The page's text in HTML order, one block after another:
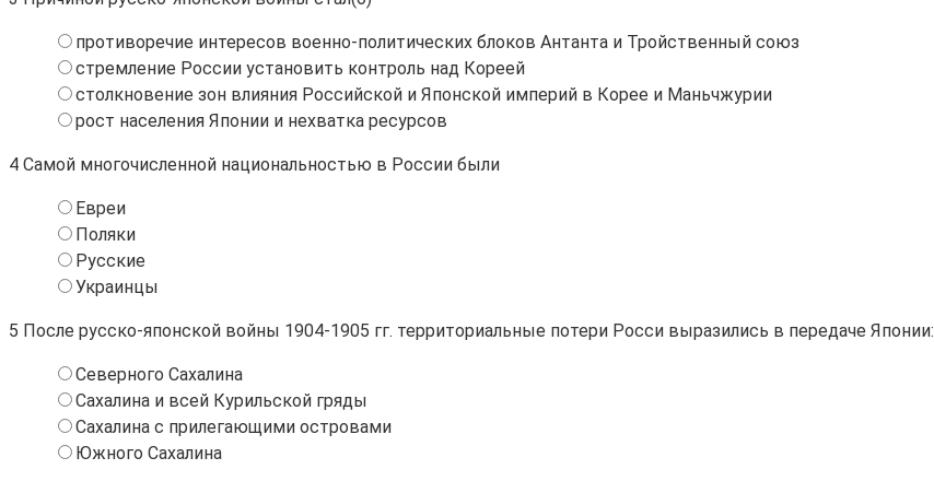
противоречие интересов военно-политических блоков Антанта и Тройственный союз
стремление России установить контроль над Кореей
столкновение зон влияния Российской и Японской империй в Корее и Маньчжурии
рост населения Японии и нехватка ресурсов
4 Самой многочисленной национальностью в России были
Евреи
Поляки
Русские
Украинцы
5 После русско-японской войны 1904-1905 гг. территориальные потери Росси выразились в передаче Японии:
Северного Сахалина
Сахалина и всей Курильской гряды
Сахалина с прилегающими островами
Южного Сахалина